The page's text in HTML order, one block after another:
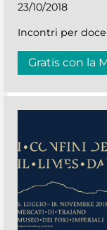
23/10/2018
Incontri per
Gratis con la